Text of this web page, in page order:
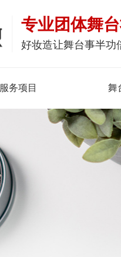
专业团体舞
好妆造让舞台事半功
服务项目 舞